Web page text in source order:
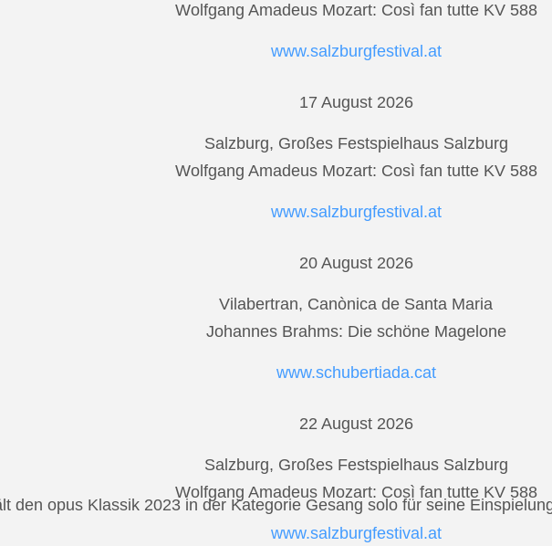
Wolfgang Amadeus Mozart: Così fan tutte KV 588
www.salzburgfestival.at
17 August 2026
Salzburg, Großes Festspielhaus Salzburg
Wolfgang Amadeus Mozart: Così fan tutte KV 588
www.salzburgfestival.at
20 August 2026
Vilabertran, Canònica de Santa Maria
Johannes Brahms: Die schöne Magelone
www.schubertiada.cat
22 August 2026
Salzburg, Großes Festspielhaus Salzburg
Wolfgang Amadeus Mozart: Così fan tutte KV 588
www.salzburgfestival.at
den opus Klassik 2023 in der Kategorie Gesang solo für seine